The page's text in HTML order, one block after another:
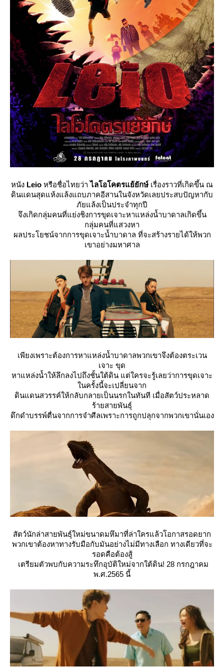
หนัง Leio หรือชื่อไทยว่าไลโอโคตรแย้ยักษ์ เรื่องราวที่เกิดขึ้น ณ
ดินแดนสุดแห้งแล้งแถบภาคอีสานในจังหวัดเลยประสบปัญหากับ
ภัยแล้งเป็นประจำทุกปี
จึงเกิดกลุ่มคนที่แย่งชิงการขุดเจาะหาแหล่งน้ำบาดาลเกิดขึ้น
กลุ่มคนที่แสวงหา
ผลประโยชน์จากการขุดเจาะน้ำบาดาล ที่จะสร้างรายได้ให้พวก
เขาอย่างมหาศาล
เพียงเพราะต้องการหาแหล่งน้ำบาดาลพวกเขาจึงต้องตระเวน
เจาะ ขุด
หาแหล่งน้ำให้ลึกลงไปถึงชั้นใต้ดิน แต่ใครจะรู้เลยว่าการขุดเจาะ
นครั้งนี้จะเปลี่ยนจาก
ดินแดนสวรรค์ให้กลับกลายเป็นนรกในทันที เมื่อสัตว์ประหลาด
ร้ายสายพันธุ์
ดึกดำบรรพ์ตื่นจากการจำศีลเพราะการถูกปลุกจากพวกเขานั่นเอง
สัตว์นักล่าสายพันธุ์ใหม่ขนาดมหึมาที่ล่าใครแล้วโอกาสรอดยาก
พวกเขาต้องหาทางรับมือกับมันอย่างไม่มีทางเลือก ทางเดียวที่จะ
รอดคือต้องสู้
เตรียมตัวพบกับความระทึกอุบัติใหม่จากใต้ดิน! 28 กรกฎาคม
พ.ศ.2565 นี้